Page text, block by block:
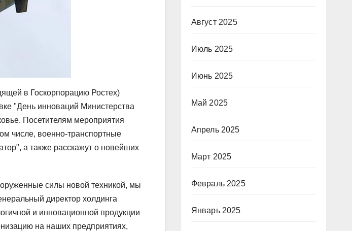
в Госкорпорацию Ростех)
"День инноваций Министерства
Посетителям мероприятия
числе, военно-транспортные
а также расскажут о новейших
силы новой техникой, мы
директор холдинга
и инновационной продукции
на наших предприятиях,
Август 2025
Июль 2025
Июнь 2025
Май 2025
Апрель 2025
Март 2025
Февраль 2025
Январь 2025